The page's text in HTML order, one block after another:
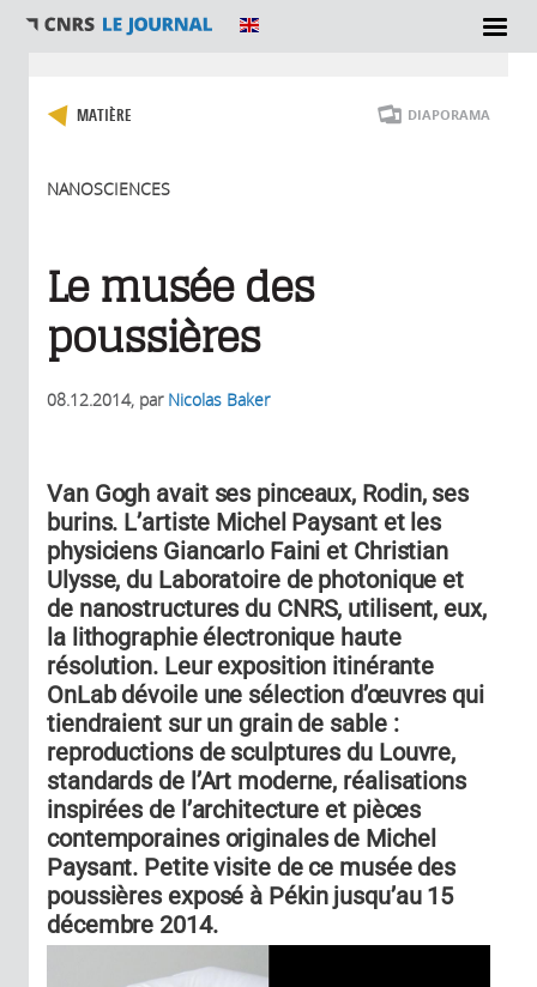
DIAPORAMA
MATIÈRE
NANOSCIENCES
Le musée des
poussières
08.12.2014, par Nicolas Baker
Van Gogh avait ses pinceaux, Rodin, ses
burins. L’artiste Michel Paysant et les
physiciens Giancarlo Faini et Christian
Ulysse, du Laboratoire de photonique et
de nanostructures du CNRS, utilisent, eux,
la lithographie électronique haute
résolution. Leur exposition itinérante
OnLab dévoile une sélection d’œuvres qui
tiendraient sur un grain de sable :
reproductions de sculptures du Louvre,
standards de l’Art moderne, réalisations
inspirées de l’architecture et pièces
contemporaines originales de Michel
Paysant. Petite visite de ce musée des
poussières exposé à Pékin jusqu’au 15
décembre 2014.